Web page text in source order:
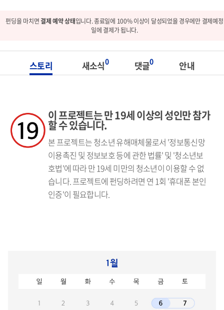
펀딩을 마치면결제 예약 상태입니다. 종료일에 100% 이상이 달성되었을 경우에만 결제예정
일에 결제가 됩니다.
스토리 새소식0 댓글0 안내
이 프로젝트는 만 19세 이상의 성인만 참가
할 수 있습니다.
본 프로젝트는 청소년 유해매체물로서 '정보통신망
이용촉진 및 정보보호 등에 관한 법률' 및 '청소년보
호법'에 따라 만 19세 미만의 청소년이 이용할 수 없
습니다. 프로젝트에 펀딩하려면 연 1회 '휴대폰 본인
인증'이 필요합니다.